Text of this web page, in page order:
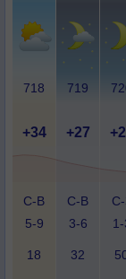
718 719
+34 +27
С-В
5-9
С-В
3-6
18 32